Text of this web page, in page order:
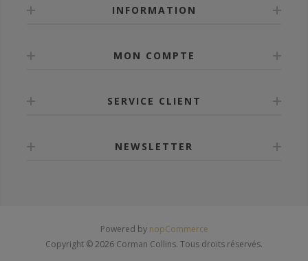
INFORMATION
MON COMPTE
SERVICE CLIENT
NEWSLETTER
Powered by nopCommerce
Copyright © 2026 Corman Collins. Tous droits réservés.